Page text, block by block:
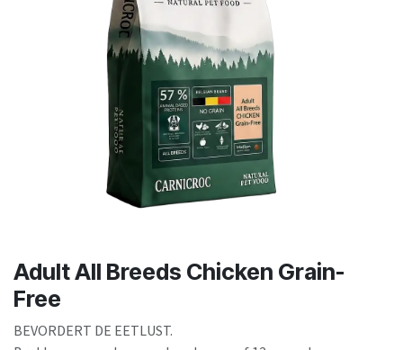
Adult All Breeds Chicken Grain-
Free
BEVORDERT DE EETLUST.